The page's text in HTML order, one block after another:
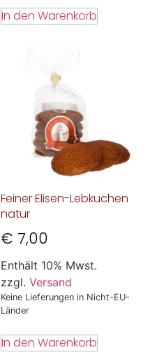
In den Warenkorb
Feiner Elisen-Lebkuchen
natur
€ 7,00
Enthält 10% Mwst.
zzgl. Versand
Keine Lieferungen in Nicht-EU-
Länder
In den Warenkorb